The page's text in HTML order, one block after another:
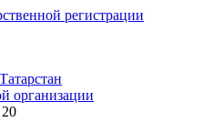
регистрации
организации